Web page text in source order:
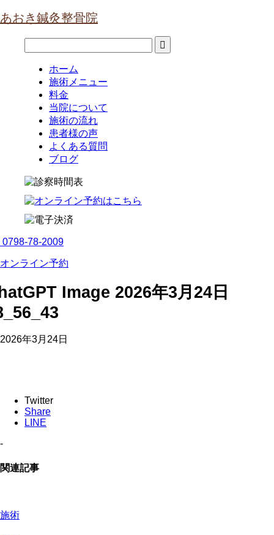
あおき鍼灸整骨院
ホーム
施術メニュー
料金
当院について
施術の流れ
患者様の声
よくある質問
ブログ
0798-78-2009
オンライン予約
Image 2026年3月24日
2026年3月24日
Twitter
Share
LINE
-
関連記事
施術